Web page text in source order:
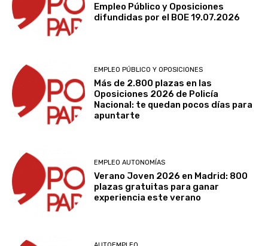
Empleo Público y Oposiciones
difundidas por el BOE 19.07.2026
EMPLEO PÚBLICO Y OPOSICIONES
Más de 2.800 plazas en las
Oposiciones 2026 de Policía
Nacional: te quedan pocos días para
apuntarte
EMPLEO AUTONOMÍAS
Verano Joven 2026 en Madrid: 800
plazas gratuitas para ganar
experiencia este verano